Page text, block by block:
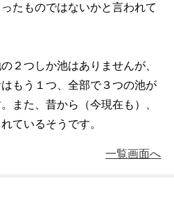
たものではないかと言われて
２つしか池はありませんが、
もう１つ、全部で３つの池が
また、昔から（今現在も）、
ているそうです。
一覧画面へ